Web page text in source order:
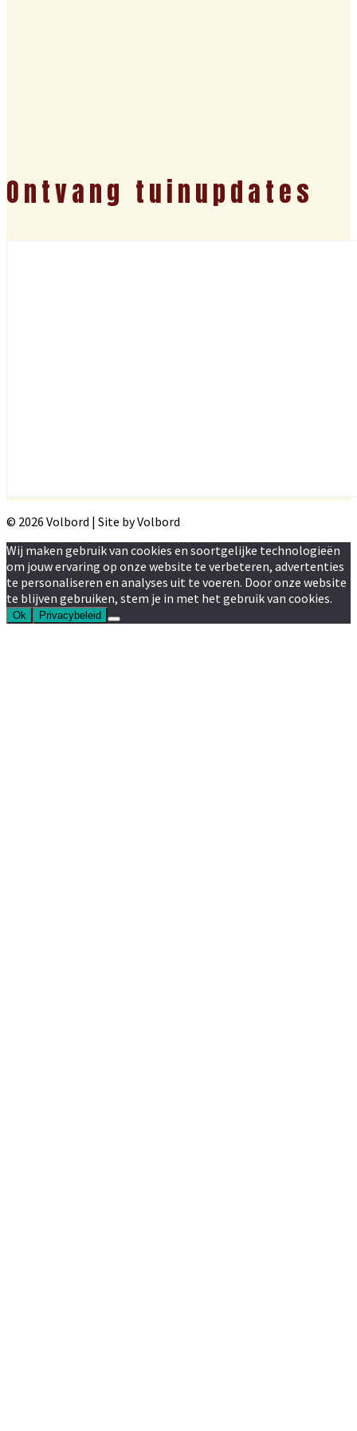
Ontvang tuinupdates
© 2026 Volbord | Site by Volbord
Wij maken gebruik van cookies en soortgelijke technologieën
om jouw ervaring op onze website te verbeteren, advertenties
te personaliseren en analyses uit te voeren. Door onze website
te blijven gebruiken, stem je in met het gebruik van cookies.
Ok Privacybeleid